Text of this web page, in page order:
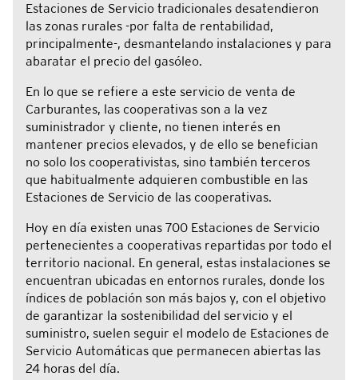
Estaciones de Servicio tradicionales desatendieron
las zonas rurales -por falta de rentabilidad,
principalmente-, desmantelando instalaciones y para
abaratar el precio del gasóleo.
En lo que se refiere a este servicio de venta de
Carburantes, las cooperativas son a la vez
suministrador y cliente, no tienen interés en
mantener precios elevados, y de ello se benefician
no solo los cooperativistas, sino también terceros
que habitualmente adquieren combustible en las
Estaciones de Servicio de las cooperativas.
Hoy en día existen unas 700 Estaciones de Servicio
pertenecientes a cooperativas repartidas por todo el
territorio nacional. En general, estas instalaciones se
encuentran ubicadas en entornos rurales, donde los
índices de población son más bajos y, con el objetivo
de garantizar la sostenibilidad del servicio y el
suministro, suelen seguir el modelo de Estaciones de
Servicio Automáticas que permanecen abiertas las
24 horas del día.